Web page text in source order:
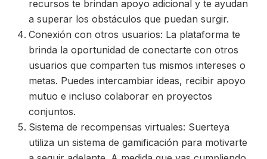
recursos te brindan apoyo adicional y te ayudan
a superar los obstáculos que puedan surgir.
Conexión con otros usuarios: La plataforma te
brinda la oportunidad de conectarte con otros
usuarios que comparten tus mismos intereses o
metas. Puedes intercambiar ideas, recibir apoyo
mutuo e incluso colaborar en proyectos
conjuntos.
Sistema de recompensas virtuales: Suerteya
utiliza un sistema de gamificación para motivarte